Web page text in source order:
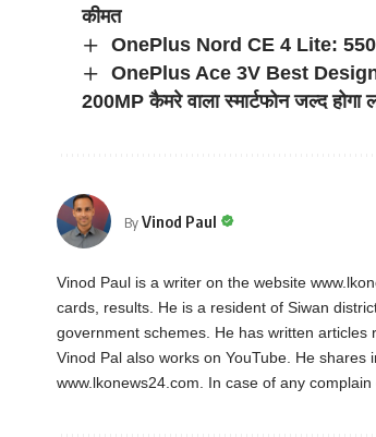
कीमत
OnePlus Nord CE 4 Lite:
OnePlus Ace 3V Best Design
200MP कैमरे वाला स्मार्टफोन जल्द होगा
ByVinod Paul
Vinod Paul is a writer on the website
cards, results. He is a resident of Siwan
government schemes. He has written articles
Vinod Pal also works on YouTube. He
www.lkonews24.com. In case of any